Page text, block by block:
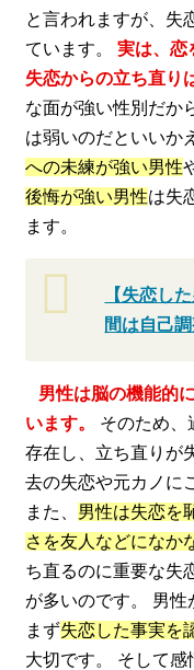
と言われますが、失
ています。実は、恋
失恋からの立ち直り
な面が強い性別だか
は弱いのだといいか
への未練が強い男性
後悔が強い男性は失
ます。
【失恋し
間は自己調
男性は脳の機能的
います。
そのため、
存在し、立ち直りが
去の失恋や元カノに
また、 男性は失恋を
さを友人などになか
ち直るのに重要な失
が多いのです。 男性
まず失恋した事実を
大切です。 そして